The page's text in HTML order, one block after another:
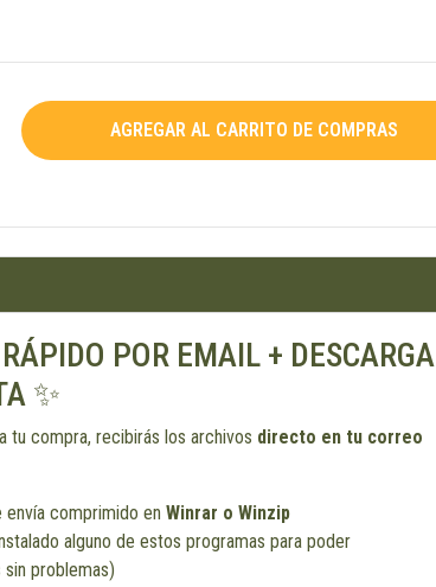
POR EMAIL + DESCARGA
✨
tu compra, recibirás los archivos directo en tu correo
comprimido en Winrar o Winzip
alguno de estos programas para poder
problemas)